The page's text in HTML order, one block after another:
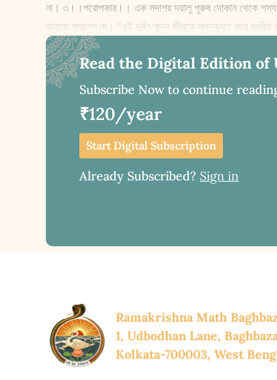
না। ৩।।পরোপকার।। এক সদাশয় দয়ালু পুরুষ দোকান থেকে
থাকতে পারলেন না। “এই দুর্বল ‌‌ক্ষুদ্র জীবকে স্থানচ্যুত করে দুঃখিত
Read the Digital Edition of
Subscribe Now to continue
₹120/year
Start Digital Subscription
Already Subscribed? Sign in
Ramakrishna Math
1, Udbodhan Lane,
Kolkata-700003, West